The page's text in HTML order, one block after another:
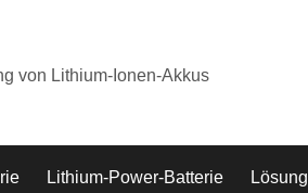
von Lithium-Ionen-Akkus
Lithium-Power-Batterie Lösung